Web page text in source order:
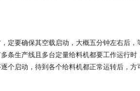
定要确保其空载启动，大概五分钟左右后，
条生产线且多台定量给料机都要工作运行时
个启动，待到各个给料机都正常运转后，方